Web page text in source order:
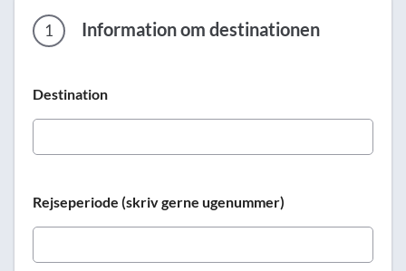
1 Information om destinationen
Destination
Rejseperiode (skriv gerne ugenummer)